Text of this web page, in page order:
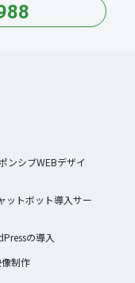
ンシブWEBデザイ
ットボット導入サー
の導入
制作